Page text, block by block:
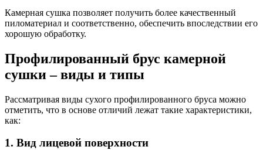
Камерная сушка позволяет получить более качественный
пиломатериал и соответственно, обеспечить впоследствии его
хорошую обработку.
Профилированный брус камерной
сушки – виды и типы
Рассматривая виды сухого профилированного бруса можно
отметить, что в основе отличий лежат такие характеристики,
как:
1. Вид лицевой поверхности